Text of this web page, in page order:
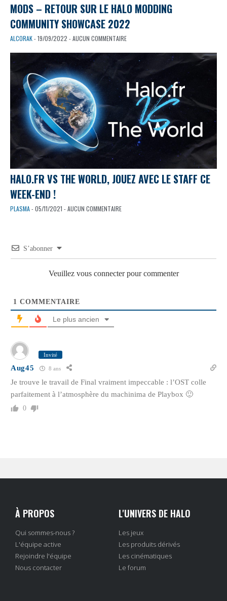
MODS – RETOUR SUR LE HALO MODDING
COMMUNITY SHOWCASE 2022
ALCORAK- 19/09/2022 - AUCUN COMMENTAIRE
HALO.FR VS THE WORLD, JOUEZ AVEC LE STAFF CE
WEEK-END !
PLASMA- 05/11/2021 - AUCUN COMMENTAIRE
S’abonner
Veuillez vous connecter pour commenter
1 COMMENTAIRE
Le plus ancien
Invité
Aug45 8 ans
Je trouve le travail de Final vraiment impeccable : l’OST colle
parfaitement à l’atmosphère du machinima de Playbox 🙂
0
À PROPOS
Qui sommes-nous ?
L'équipe active
Rejoindre l'équipe
Nous contacter
L'UNIVERS DE HALO
Les jeux
Les produits dérivés
Les cinématiques
Le forum